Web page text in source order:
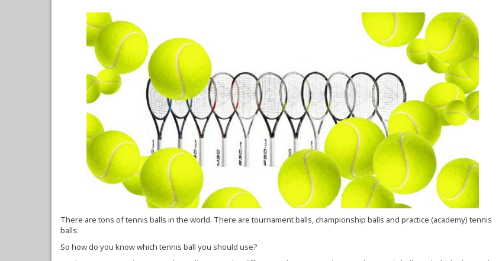
There are tons of tennis balls in the world. There are tournament balls, championship balls and practice (academy) tennis
balls.
So how do you know which tennis ball you should use?